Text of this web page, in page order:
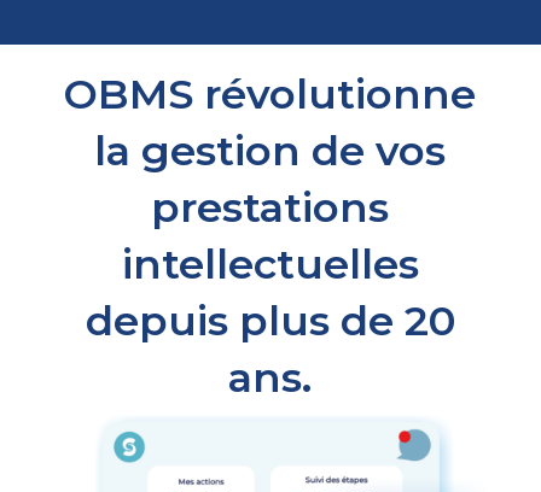
OBMS révolutionne
la gestion de vos
prestations
intellectuelles
depuis plus de 20
ans.